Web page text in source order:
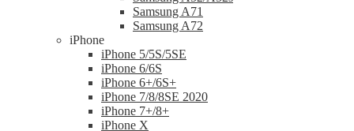
Samsung A71
Samsung A72
iPhone
iPhone 5/5S/5SE
iPhone 6/6S
iPhone 6+/6S+
iPhone 7/8/8SE 2020
iPhone 7+/8+
iPhone X